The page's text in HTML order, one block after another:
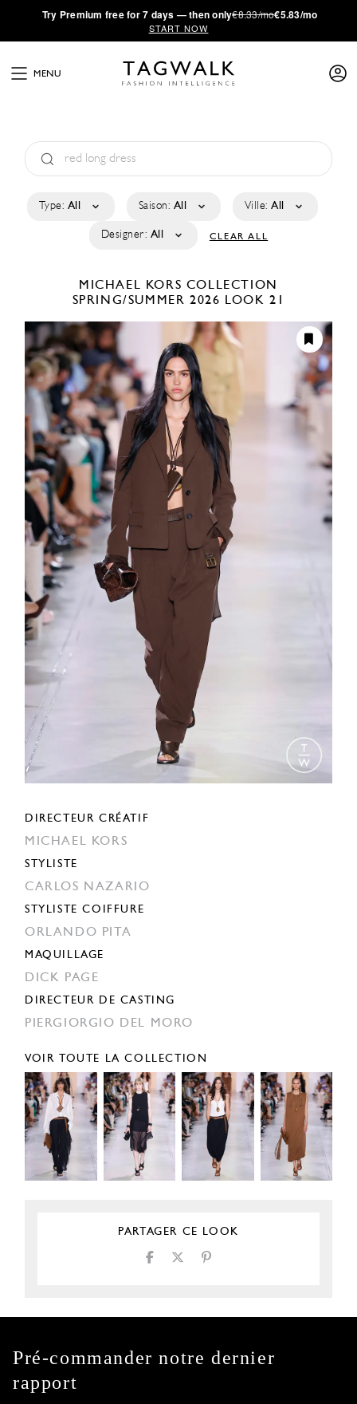
·Try Premium free for 7 days — then only€8.33/mo€5.83/mo
START NOW
MENU
Type: All Saison: All Ville: All
Designer: All CLEAR ALL
MICHAEL KORS COLLECTION
SPRING/SUMMER 2026 LOOK 21
DIRECTEUR CRÉATIF
MICHAEL KORS
STYLISTE
CARLOS NAZARIO
STYLISTE COIFFURE
ORLANDO PITA
MAQUILLAGE
DICK PAGE
DIRECTEUR DE CASTING
PIERGIORGIO DEL MORO
VOIR TOUTE LA COLLECTION
PARTAGER CE LOOK
Pré-commander notre dernier
rapport